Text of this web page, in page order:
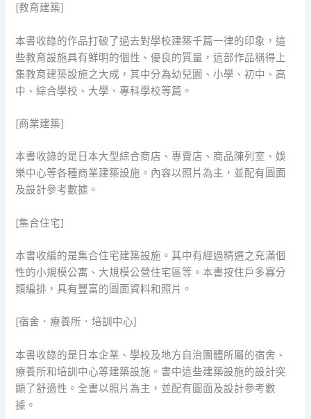
[教育建築]
本書收錄的作品打破了過去對學校建築千篇一律的印象，這
些教育設施具有鮮明的個性、優良的質量，這部作品稱得上
集教育建築設施之大成，其中分為幼兒園、小學、初中、高
中、綜合學校、大學、專科學校等篇。
[商業建築]
本書收錄的是日本大型綜合商店、專賣店、商品陳列室、娛
樂中心等各種商業建築設施。內容以照片為主，並配有圖面
及設計參考數據。
[集合住宅]
本書收編的是集合住宅建築設施。其中有經過精選之充滿個
性的小規模公寓、大規模公營住宅區等。本書按住戶多寡分
類編排，具有豐富的圖面資料和照片。
[宿舍．療養所．培訓中心]
本書收錄的是日本企業、學校及地方自治團體所屬的宿舍、
療養所和培訓中心等建築設施。書中這些建築設施的設計突
顯了舒適性。全書以照片為主，並配有圖面及設計參考數
據。